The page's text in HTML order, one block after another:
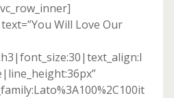
Will Love Our